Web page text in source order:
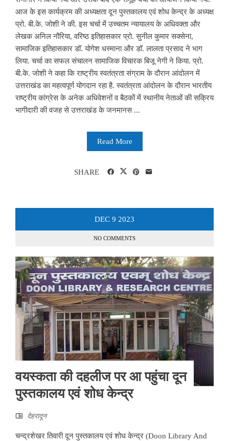
आज के इस कार्यक्रम की अध्यक्षता दून पुस्तकालय एवं शोध केन्द्र के अध्यक्ष
प्रो. बी.के. जोशी ने की. इस चर्चा में उच्चतम न्यायालय के अधिवक्ता और
लेखक अनिल नौरिया, वरिष्ठ इतिहासकार प्रो. सुनील कुमार सक्सेना,
सामाजिक इतिहासकार डॉ. योगेश धस्माना और डॉ. लालता प्रसाद ने भाग
लिया. चर्चा का सफल संचालन सामाजिक विचारक बिजू नेगी ने किया. प्रो.
बी.के. जोशी ने कहा कि राष्ट्रीय स्वतंत्रता संग्राम के दौरान आंदोलन में
उत्तराखंड का महत्वपूर्ण योगदान रहा है. स्वतंत्रता आंदोलन के दौरान भारतीय
राष्ट्रीय कांग्रेस के अनेक अधिवेशनों व बैठकों में स्थानीय नेताओं की सक्रिय
भागीदारी की वजह से उत्तराखंड के जनमानस ...
Read More
SHARE
DEC 9 2023
NO COMMENTS
वयस्कता की दहलीज पर आ पहुंचा दून
पुस्तकालय एवं शोध केन्द्र
देहरादून
चन्द्रशेखर तिवारी दून पुस्तकालय एवं शोध केन्द्र (Doon Library And